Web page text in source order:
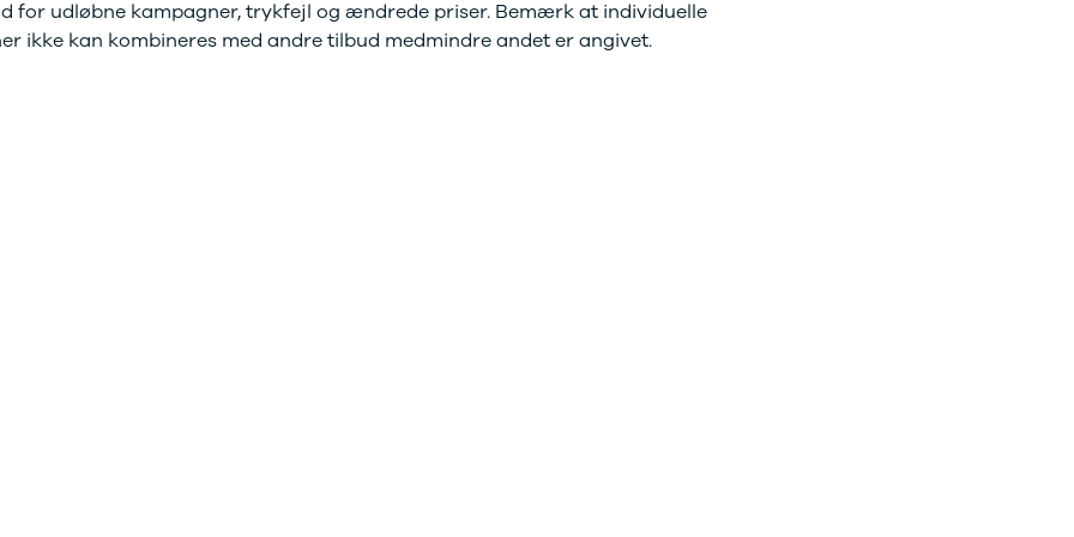
for udløbne kampagner, trykfejl og ændrede priser. Bemærk at individuelle
ikke kan kombineres med andre tilbud medmindre andet er angivet.